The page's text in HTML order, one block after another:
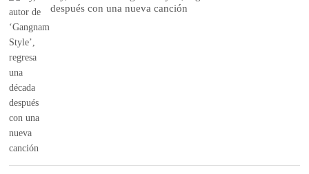
después con una nueva canción